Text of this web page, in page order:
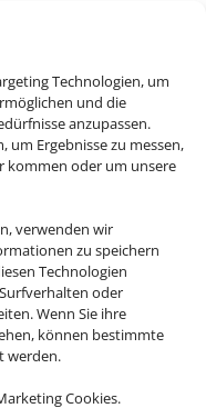
Technologien, um
und die
anzupassen.
um Ergebnisse zu messen,
kommen oder um unsere
verwenden wir
zu speichern
Technologien
oder
Wenn Sie ihre
können bestimmte
werden.
Cookies.